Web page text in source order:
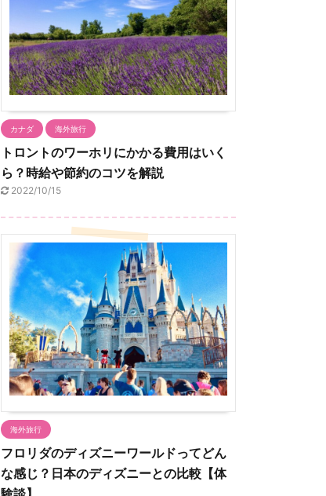
カナダ 海外旅行
トロントのワーホリにかかる費用はいく
ら？時給や節約のコツを解説
2022/10/15
海外旅行
フロリダのディズニーワールドってどん
な感じ？日本のディズニーとの比較【体